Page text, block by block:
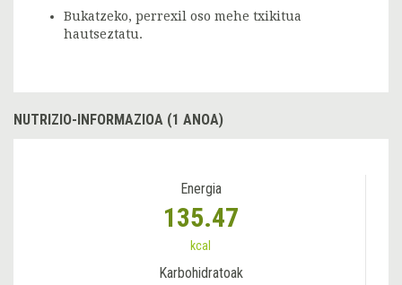
Bukatzeko, perrexil oso mehe txikitua
hautseztatu.
NUTRIZIO-INFORMAZIOA (1 ANOA)
Energia
135.47
kcal
Karbohidratoak